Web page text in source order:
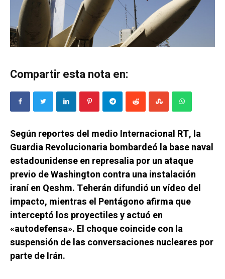
Compartir esta nota en:
Según reportes del medio Internacional RT, la
Guardia Revolucionaria bombardeó la base naval
estadounidense en represalia por un ataque
previo de Washington contra una instalación
iraní en Qeshm. Teherán difundió un vídeo del
impacto, mientras el Pentágono afirma que
interceptó los proyectiles y actuó en
«autodefensa». El choque coincide con la
suspensión de las conversaciones nucleares por
parte de Irán.